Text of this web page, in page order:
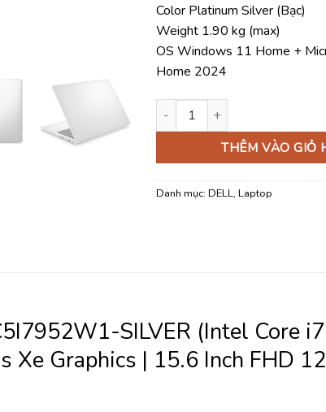
Color Platinum Silver (Bạc)
Weight 1.90 kg (max)
OS Windows 11 Home +
Home 2024
Laptop Dell 15 DC15250
THÊM VÀO GIỎ
Danh mục: DELL, Laptop
SILVER (Intel Core
Xe Graphics | 15.6 Inch FHD